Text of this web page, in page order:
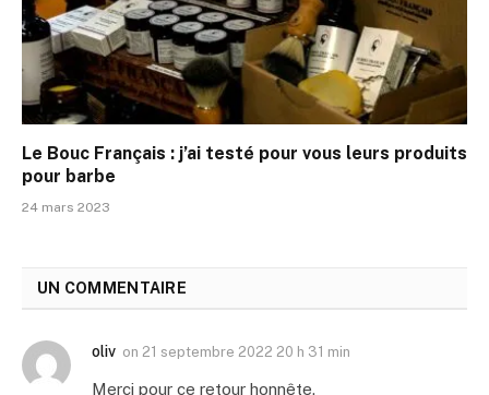
Le Bouc Français : j’ai testé pour vous leurs produits
pour barbe
24 mars 2023
UN COMMENTAIRE
oliv on 21 septembre 2022 20 h 31 min
Merci pour ce retour honnête.